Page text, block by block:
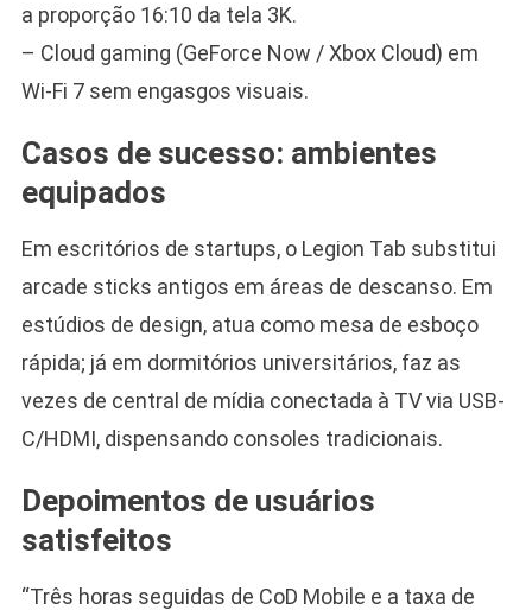
a proporção 16:10 da tela 3K.
– Cloud gaming (GeForce Now / Xbox Cloud) em
Wi-Fi 7 sem engasgos visuais.
Casos de sucesso: ambientes
equipados
Em escritórios de startups, o Legion Tab substitui
arcade sticks antigos em áreas de descanso. Em
estúdios de design, atua como mesa de esboço
rápida; já em dormitórios universitários, faz as
vezes de central de mídia conectada à TV via USB-
C/HDMI, dispensando consoles tradicionais.
Depoimentos de usuários
satisfeitos
“Três horas seguidas de CoD Mobile e a taxa de